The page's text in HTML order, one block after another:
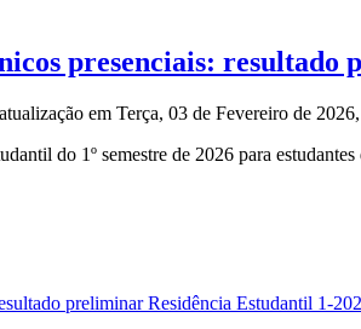
presenciais: resultado
em Terça, 03 de Fevereiro de
do 1º semestre de 2026 para estudantes
preliminar Residência Estudantil 1-